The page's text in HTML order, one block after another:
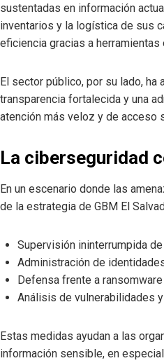
sustentadas en información
inventarios y la logística de sus
eficiencia gracias a
El sector público, por su lado,
transparencia fortalecida y una
atención más veloz y de acceso
La ciberseguridad
En un escenario donde las
de la estrategia de GBM El
Supervisión ininterrumpida
Administración de
Defensa frente a
Análisis de vulnerabilidades
Estas medidas ayudan a las
información sensible, en